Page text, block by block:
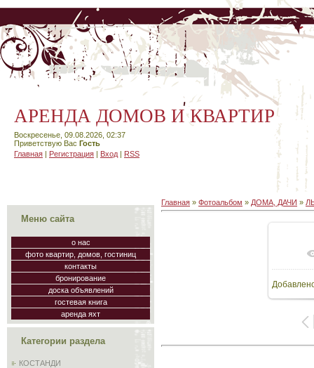
АРЕНДА ДОМОВ И КВАРТИР
Воскресенье, 09.08.2026, 02:37
Приветствую Вас Гость
Главная | Регистрация | Вход | RSS
Меню сайта
о нас
фото квартир, домов, гостиниц
контакты
бронирование
доска объявлений
гостевая книга
аренда яхт
Категории раздела
КОСТАНДИ
Главная » Фотоальбом » ДОМА, ДАЧИ »